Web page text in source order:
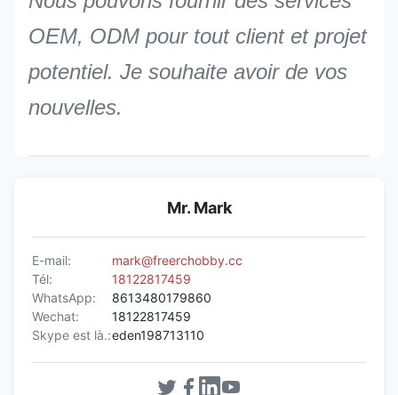
OEM, ODM pour tout client et projet
potentiel. Je souhaite avoir de vos
nouvelles.
Mr. Mark
E-mail:
mark@freerchobby.cc
Tél:
18122817459
WhatsApp:
8613480179860
Wechat:
18122817459
Skype est là.:eden198713110